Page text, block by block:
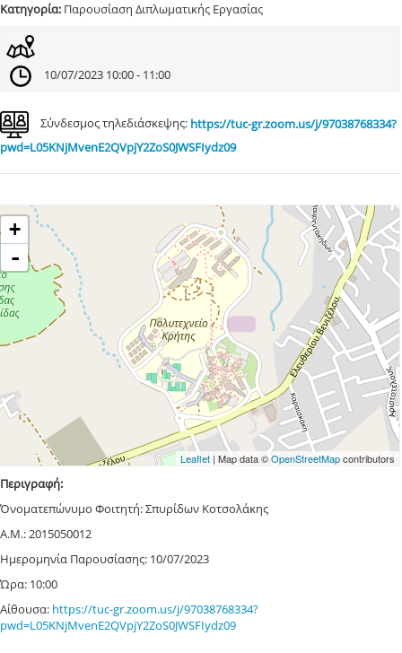
Κατηγορία: Παρουσίαση Διπλωματικής Εργασίας
10/07/2023 10:00 - 11:00
Σύνδεσμος τηλεδιάσκεψης: https://tuc-gr.zoom.us/j/97038768334?
pwd=L05KNjMvenE2QVpjY2ZoS0JWSFIydz09
+
-
Leaflet| Map data ©OpenStreetMapcontributors
Περιγραφή:
Όνοματεπώνυμο Φοιτητή: Σπυρίδων Κοτσολάκης
Α.Μ.: 2015050012
Ημερομηνία Παρουσίασης: 10/07/2023
Ώρα: 10:00
Αίθουσα: https://tuc-gr.zoom.us/j/97038768334?
pwd=L05KNjMvenE2QVpjY2ZoS0JWSFIydz09